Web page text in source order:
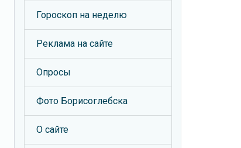
Гороскоп на неделю
Реклама на сайте
Опросы
Фото Борисоглебска
О сайте